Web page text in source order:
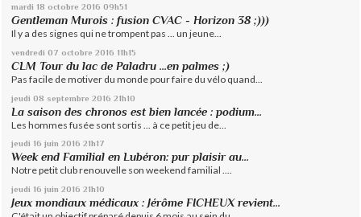
mardi 18 octobre 2016 09h51
Gentleman Murois : fusion CVAC - Horizon 38 ;)))
Il y a des signes qui ne trompent pas ... un jeune...
vendredi 07 octobre 2016 11h15
CLM Tour du lac de Paladru ...en palmes ;)
Pas facile de motiver du monde pour faire du vélo quand...
jeudi 08 septembre 2016 21h10
La saison des chronos est bien lancée : podium...
Les hommes fusée sont sortis ... à ce petit jeu de...
jeudi 16 juin 2016 21h17
Week end Familial en Lubéron: pur plaisir au...
Notre petit club renouvelle son weekend familial ....
jeudi 16 juin 2016 21h10
Jeux mondiaux médicaux : Jérôme FICHEUX revient...